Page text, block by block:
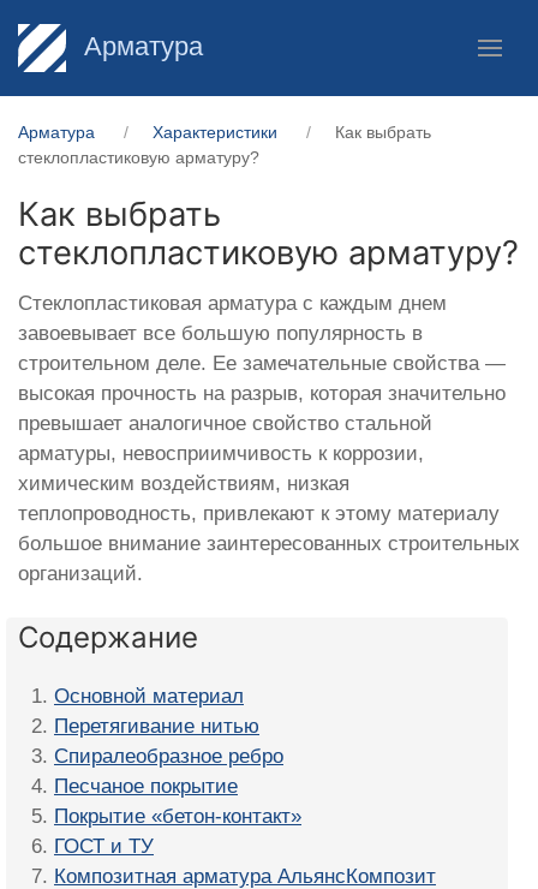
Арматура
Арматура Характеристики
Как выбрать
стеклопластиковую арматуру?
Как выбрать
стеклопластиковую арматуру?
Стеклопластиковая арматура с каждым днем
завоевывает все большую популярность в
строительном деле. Ее замечательные свойства —
высокая прочность на разрыв, которая значительно
превышает аналогичное свойство стальной
арматуры, невосприимчивость к коррозии,
химическим воздействиям, низкая
теплопроводность, привлекают к этому материалу
большое внимание заинтересованных строительных
организаций.
Содержание
Основной материал
Перетягивание нитью
Спиралеобразное ребро
Песчаное покрытие
Покрытие «бетон-контакт»
ГОСТ и ТУ
Композитная арматура АльянсКомпозит